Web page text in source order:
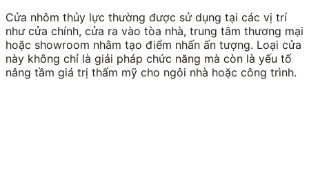
Cửa nhôm thủy lực thường được sử dụng tại các vị trí
như cửa chính, cửa ra vào tòa nhà, trung tâm thương mại
hoặc showroom nhằm tạo điểm nhấn ấn tượng. Loại cửa
này không chỉ là giải pháp chức năng mà còn là yếu tố
nâng tầm giá trị thẩm mỹ cho ngôi nhà hoặc công trình.